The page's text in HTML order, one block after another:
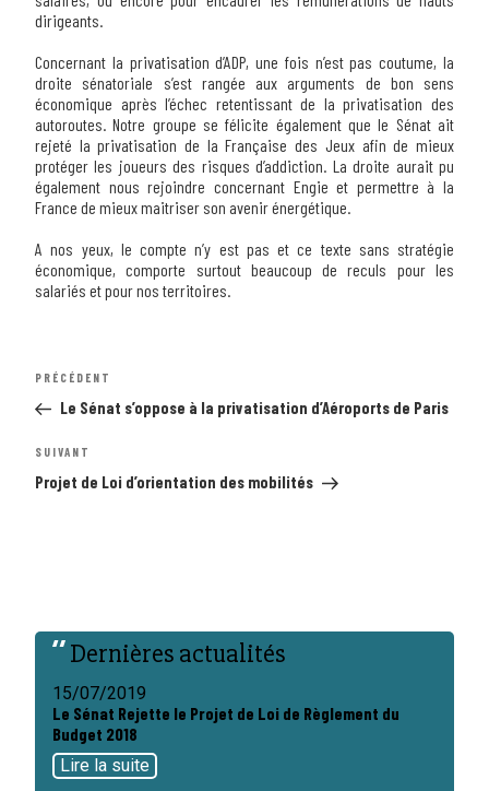
dirigeants.
Concernant la privatisation d’ADP, une fois n’est pas coutume, la
droite sénatoriale s’est rangée aux arguments de bon sens
économique après l’échec retentissant de la privatisation des
autoroutes. Notre groupe se félicite également que le Sénat ait
rejeté la privatisation de la Française des Jeux afin de mieux
protéger les joueurs des risques d’addiction. La droite aurait pu
également nous rejoindre concernant Engie et permettre à la
France de mieux maitriser son avenir énergétique.
A nos yeux, le compte n’y est pas et ce texte sans stratégie
économique, comporte surtout beaucoup de reculs pour les
salariés et pour nos territoires.
de
l’article
Article
précédent
PRÉCÉDENT
Le Sénat s’oppose à la privatisation d’Aéroports de Paris
Article
suivant
SUIVANT
Projet de Loi d’orientation des mobilités
Dernières actualités
15/07/2019
Le Sénat Rejette le Projet de Loi de Règlement du
Budget 2018
Lire la suite